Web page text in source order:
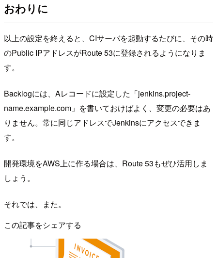
おわりに
以上の設定を終えると、CIサーバを起動するたびに、その時
のPublic IPアドレスがRoute 53に登録されるようになりま
す。
Backlogには、Aレコードに設定した「jenkins.project-
name.example.com」を書いておけばよく、変更の必要はあ
りません。常に同じアドレスでJenkinsにアクセスできま
す。
開発環境をAWS上に作る場合は、Route 53もぜひ活用しま
しょう。
それでは、また。
この記事をシェアする